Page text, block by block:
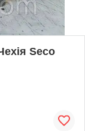
Seco